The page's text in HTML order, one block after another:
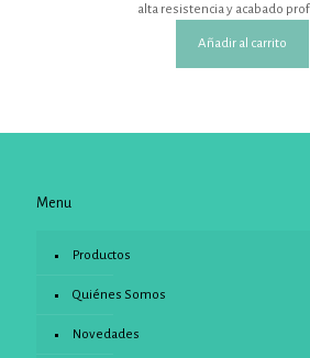
alta resistencia y acabado
Añadir al carrito
Menu
Productos
Quiénes Somos
Novedades